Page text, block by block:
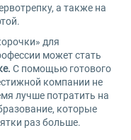
а также на
для
может стать
С помощью готового
компании не
лучше потратить на
которые
раз больше.